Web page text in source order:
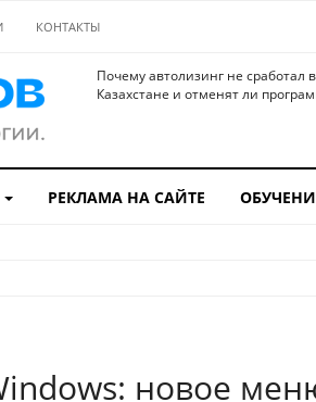
КОНТАКТЫ
Почему автолизинг не сработал в
Казахстане и отменят ли
РЕКЛАМА НА САЙТЕ
новое